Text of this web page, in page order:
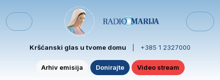
Menu
Kršćanski glas u tvome domu +385 1 2327000
Arhiv emisija Donirajte Video stream